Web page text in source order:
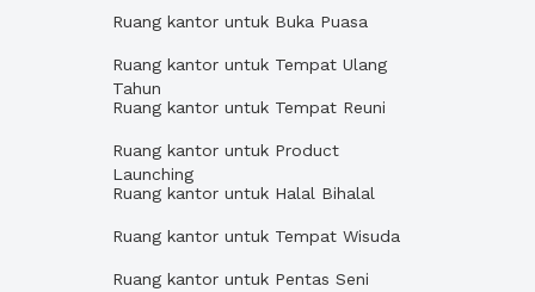
Ruang kantor untuk Buka Puasa
Ruang kantor untuk Tempat Ulang
Tahun
Ruang kantor untuk Tempat Reuni
Ruang kantor untuk Product
Launching
Ruang kantor untuk Halal Bihalal
Ruang kantor untuk Tempat Wisuda
Ruang kantor untuk Pentas Seni